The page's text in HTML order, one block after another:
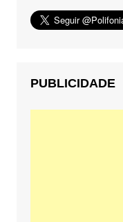
PUBLICIDADE